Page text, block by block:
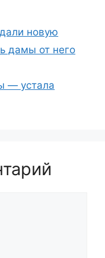
новую
дамы от него
— устала